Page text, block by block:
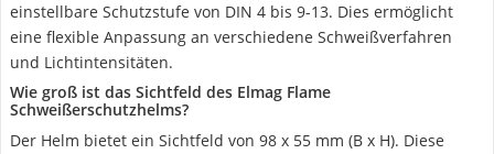
einstellbare Schutzstufe von DIN 4 bis 9-13. Dies ermöglicht
eine flexible Anpassung an verschiedene Schweißverfahren
und Lichtintensitäten.
Wie groß ist das Sichtfeld des Elmag Flame
Schweißerschutzhelms?
Der Helm bietet ein Sichtfeld von 98 x 55 mm (B x H). Diese